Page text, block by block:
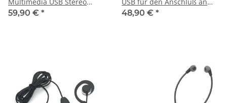
Multimedia USB Stereo
Headset mit integriertem
59,90 € *
USB für den Anschluß an
einen PC
48,90 € *